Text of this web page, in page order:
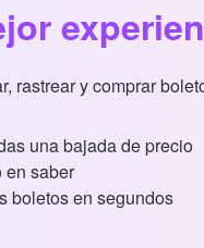
rastrear y comprar
una bajada de precio
en saber
boletos en segundos